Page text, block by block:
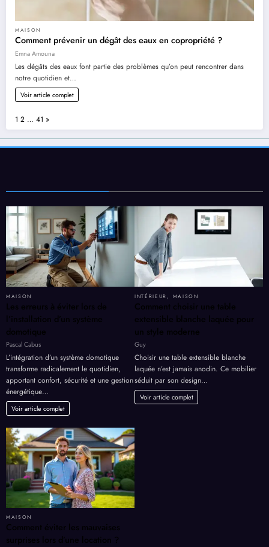
MAISON
Comment prévenir un dégât des eaux en copropriété ?
Emna Amouna
Les dégâts des eaux font partie des problèmes qu’on peut rencontrer dans
notre quotidien et…
Voir article complet
Page:
1 2 … 41 Next
»
MAISON
Les erreurs à éviter lors de
l’installation d’un système
domotique
Pascal Cabus
L’intégration d’un système domotique
transforme radicalement le quotidien,
apportant confort, sécurité et une gestion
énergétique…
Voir article complet
INTÉRIEUR , MAISON
Comment choisir une table
extensible blanche laquée pour
un style moderne
Guy
Choisir une table extensible blanche
laquée n’est jamais anodin. Ce mobilier
séduit par son design…
Voir article complet
MAISON
Comment éviter les mauvaises
surprises lors d’une location ?